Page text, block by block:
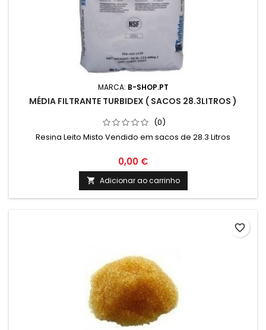
MARCA: B-SHOP.PT
MÉDIA FILTRANTE TURBIDEX ( SACOS 28.3LITROS )
(0)
Resina Leito Misto Vendido em sacos de 28.3 Litros
0,00 €
 Adicionar ao carrinho
favorite_border